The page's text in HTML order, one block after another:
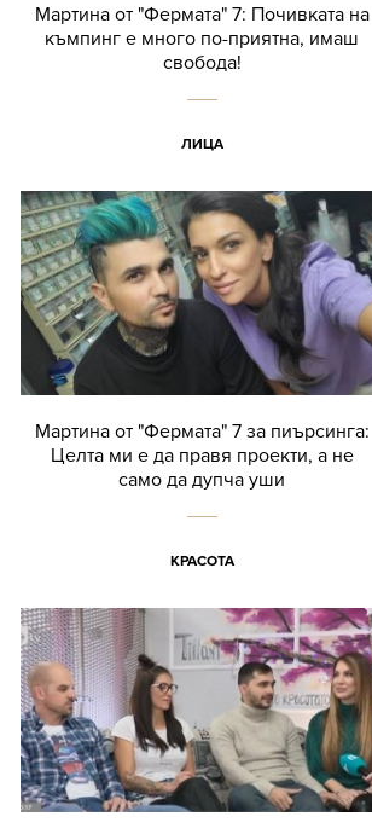
Мартина от "Фермата" 7: Почивката на
къмпинг е много по-приятна, имаш
свобода!
ЛИЦА
Мартина от "Фермата" 7 за пиърсинга:
Целта ми е да правя проекти, а не
само да дупча уши
КРАСОТА